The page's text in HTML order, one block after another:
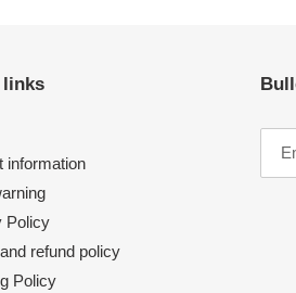
links
information
Policy
refund policy
Policy